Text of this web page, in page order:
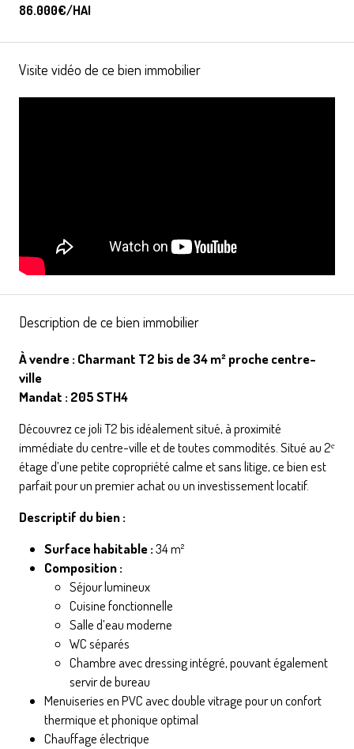
86.000€/HAI
Visite vidéo de ce bien immobilier
Description de ce bien immobilier
À vendre : Charmant T2 bis de 34 m² proche centre-
ville
Mandat : 205 STH4
Découvrez ce joli T2 bis idéalement situé, à proximité
immédiate du centre-ville et de toutes commodités. Situé au 2ᵉ
étage d’une petite copropriété calme et sans litige, ce bien est
parfait pour un premier achat ou un investissement locatif.
Descriptif du bien :
Surface habitable :34 m²
Composition :
Séjour lumineux
Cuisine fonctionnelle
Salle d’eau moderne
WC séparés
Chambre avec dressing intégré, pouvant également
servir de bureau
Menuiseries en PVC avec double vitrage pour un confort
thermique et phonique optimal
Chauffage électrique